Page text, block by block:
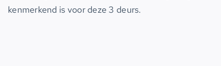
kenmerkend is voor deze 3 deurs.